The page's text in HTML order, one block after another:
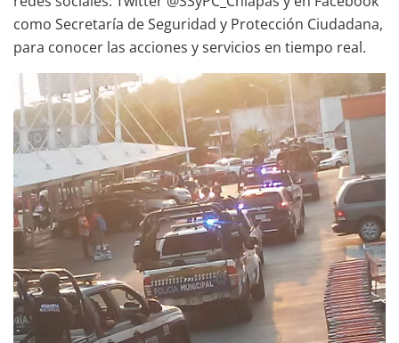
como Secretaría de Seguridad y Protección Ciudadana,
para conocer las acciones y servicios en tiempo real.